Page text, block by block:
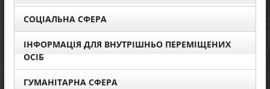
СОЦІАЛЬНА СФЕРА
ІНФОРМАЦІЯ ДЛЯ ВНУТРІШНЬО ПЕРЕМІЩЕНИХ
ОСІБ
ГУМАНІТАРНА СФЕРА